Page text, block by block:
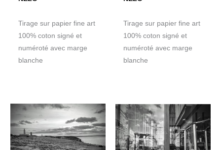
Tirage sur papier fine art
100% coton signé et
numéroté avec marge
blanche
Tirage sur papier fine art
100% coton signé et
numéroté avec marge
blanche
de
prix :
90€
à
130€
de
prix :
90€
à
130€